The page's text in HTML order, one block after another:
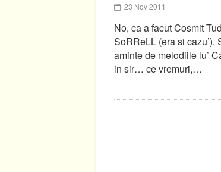
23 Nov 2011
No, ca a facut Cosmit
SoRReLL (era si
aminte de melodiile lu’
in sir… ce vremuri,…